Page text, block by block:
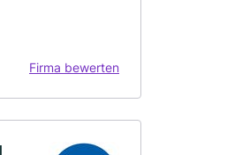
Firma bewerten